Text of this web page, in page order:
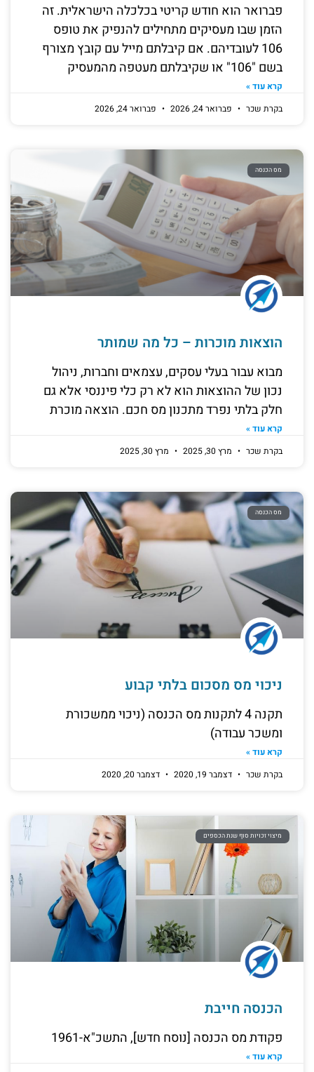
פברואר הוא חודש קריטי בכלכלה הישראלית. זה
הזמן שבו מעסיקים מתחילים להנפיק את טופס
106 לעובדיהם. אם קיבלתם מייל עם קובץ מצורף
בשם "106" או שקיבלתם מעטפה מהמעסיק
קרא עוד »
בקרת שכר
פברואר 24, 2026 פברואר 24, 2026
מס הכנסה
הוצאות מוכרות – כל מה שמותר
מבוא עבור בעלי עסקים, עצמאים וחברות, ניהול
נכון של ההוצאות הוא לא רק כלי פיננסי אלא גם
חלק בלתי נפרד מתכנון מס חכם. הוצאה מוכרת
קרא עוד »
בקרת שכר
מרץ 30, 2025 מרץ 30, 2025
מס הכנסה
ניכוי מס מסכום בלתי קבוע
תקנה 4 לתקנות מס הכנסה (ניכוי ממשכורת
ומשכר עבודה)
קרא עוד »
בקרת שכר
דצמבר 19, 2020 דצמבר 20, 2020
מיצוי זכויות סוף שנת הכספים
הכנסה חייבת
פקודת מס הכנסה [נוסח חדש], התשכ"א-1961
קרא עוד »